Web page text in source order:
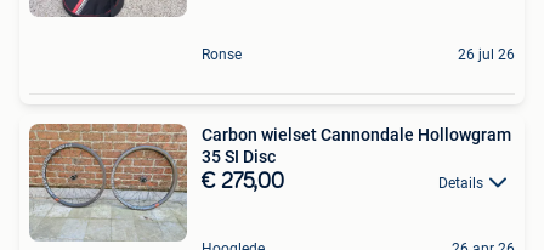
Ronse 26 jul 26
Carbon wielset Cannondale Hollowgram
35 SI Disc
€ 275,00 Details